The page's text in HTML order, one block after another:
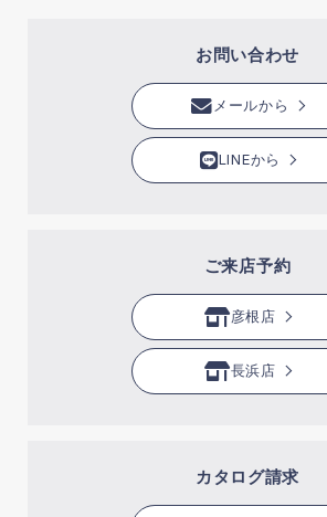
お問い合わせ
メールから
LINEから
ご来店予約
彦根店
長浜店
カタログ請求